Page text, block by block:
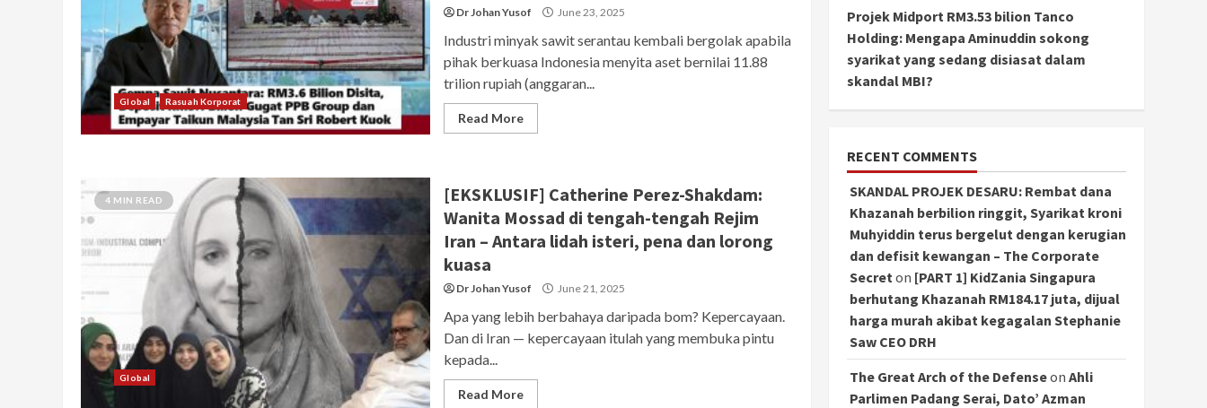
Global Rasuah Korporat
Dr Johan Yusof June 23, 2025
Industri minyak sawit serantau kembali bergolak apabila
pihak berkuasa Indonesia menyita aset bernilai 11.88
trilion rupiah (anggaran...
Read More
4 MIN READ
Global
[EKSKLUSIF] Catherine Perez-Shakdam:
Wanita Mossad di tengah-tengah Rejim
Iran – Antara lidah isteri, pena dan lorong
kuasa
Dr Johan Yusof June 21, 2025
Apa yang lebih berbahaya daripada bom? Kepercayaan.
Dan di Iran — kepercayaan itulah yang membuka pintu
kepada...
Read More
Projek Midport RM3.53 bilion Tanco
Holding: Mengapa Aminuddin sokong
syarikat yang sedang disiasat dalam
skandal MBI?
RECENT COMMENTS
SKANDAL PROJEK DESARU: Rembat dana
Khazanah berbilion ringgit, Syarikat kroni
Muhyiddin terus bergelut dengan kerugian
dan defisit kewangan – The Corporate
Secret on [PART 1] KidZania Singapura
berhutang Khazanah RM184.17 juta, dijual
harga murah akibat kegagalan Stephanie
Saw CEO DRH
The Great Arch of the Defenseon Ahli
Parlimen Padang Serai, Dato’ Azman